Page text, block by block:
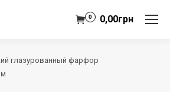
0,00грн
0
глазурованный фарфор